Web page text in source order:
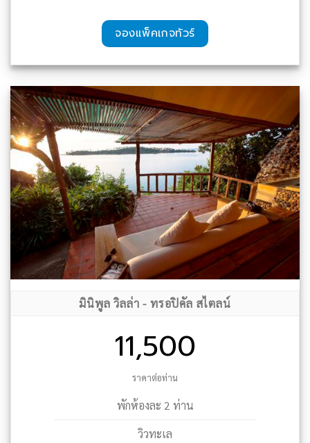
จองแพ็คเกจทัวร์
มินิพูล วิลล่า - ทรอปิคัล สไตลน์
11,500
ราคาต่อท่าน
พักห้องละ 2 ท่าน
วิวทะเล